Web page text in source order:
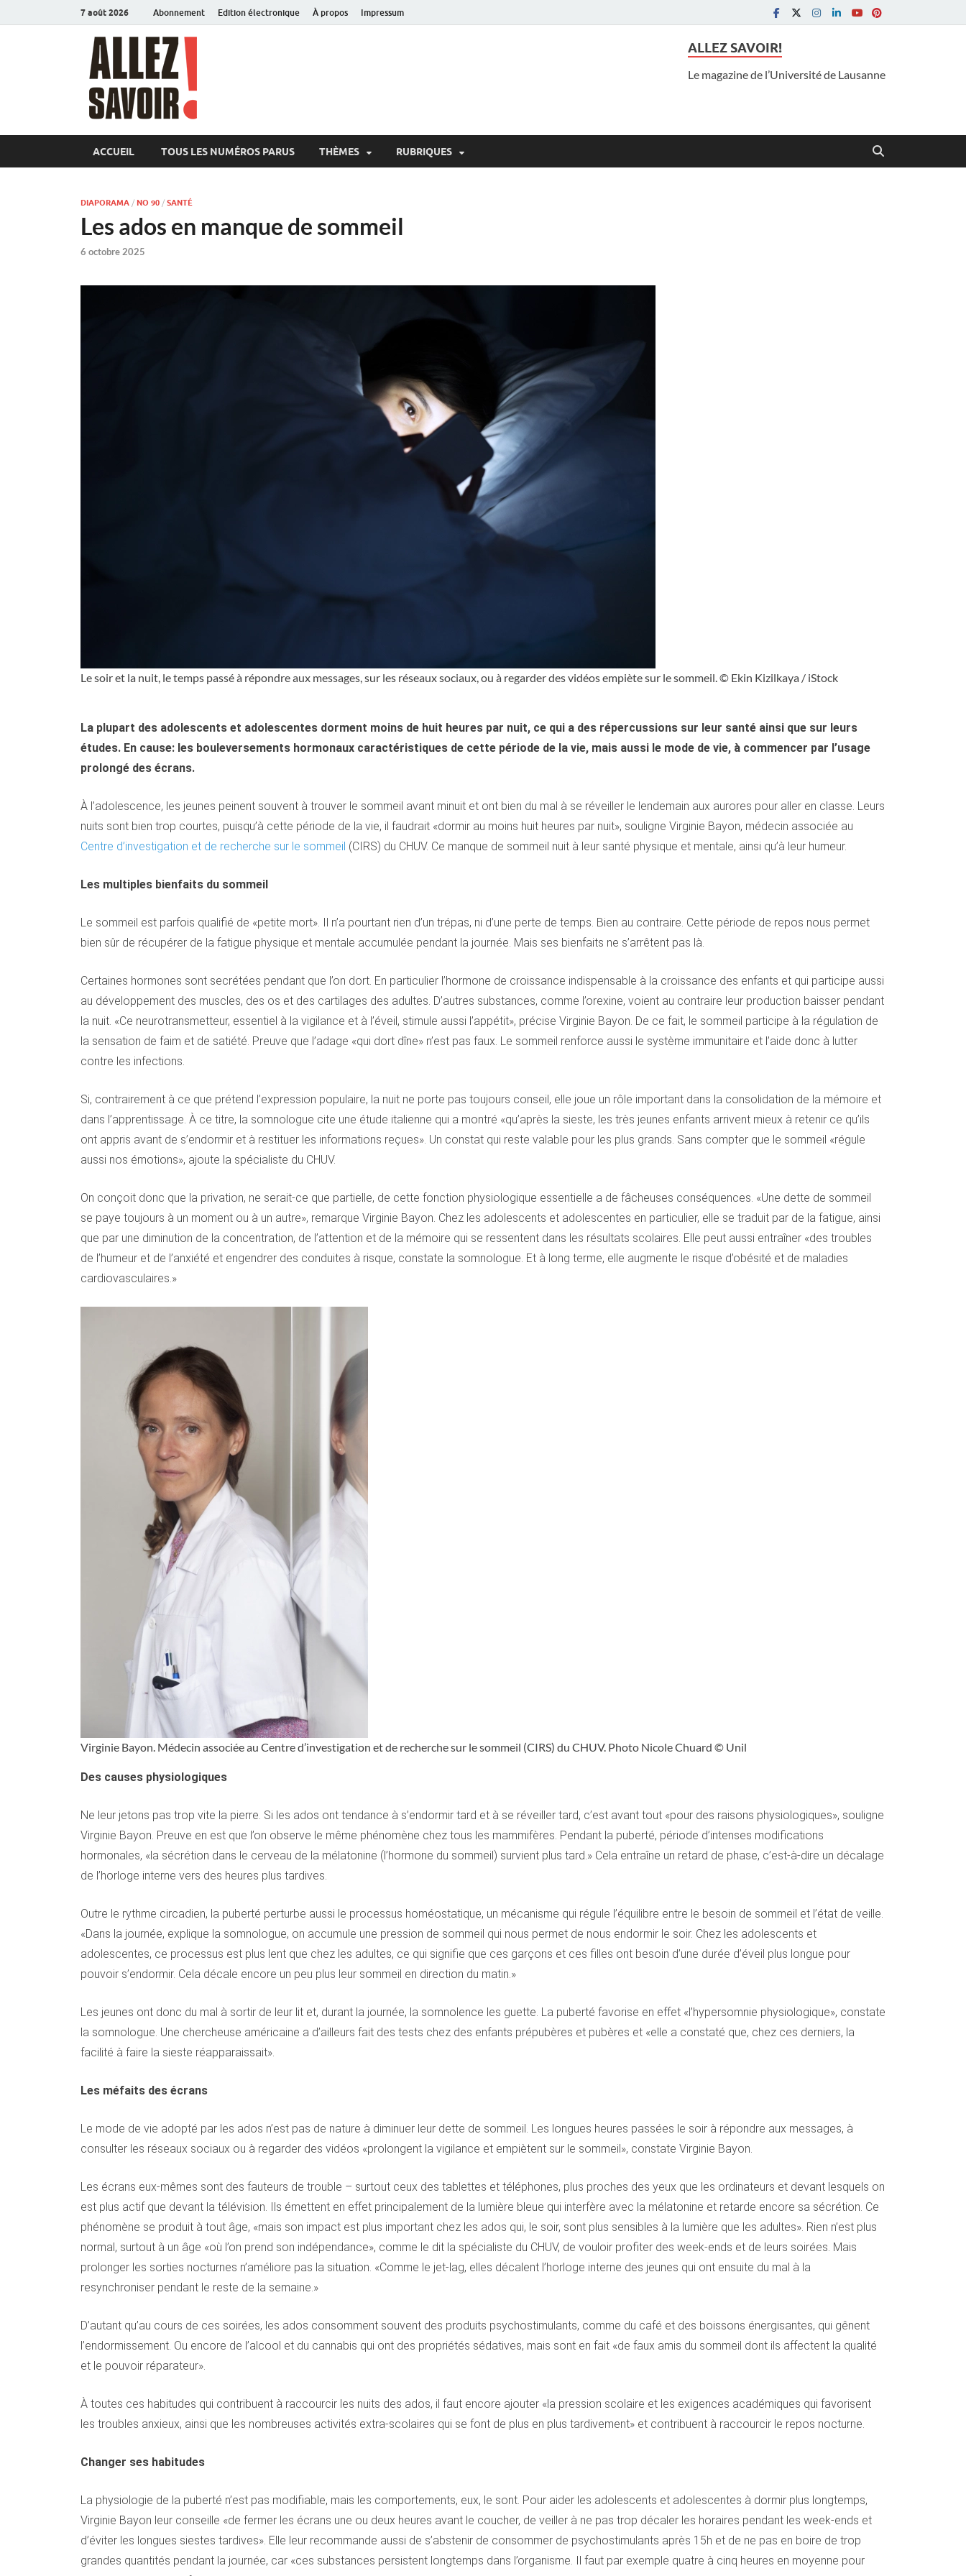
7 août 2026 Abonnement Edition électronique À propos Impressum
ALLEZ SAVOIR!
Le magazine de l’Université de Lausanne
ACCUEIL TOUS LES NUMÉROS PARUS THÈMES RUBRIQUES
DIAPORAMA / NO 90 / SANTÉ
Les ados en manque de sommeil
6 octobre 2025
Le soir et la nuit, le temps passé à répondre aux messages, sur les réseaux sociaux, ou à regarder des vidéos empiète sur le sommeil. © Ekin Kizilkaya / iStock
La plupart des adolescents et adolescentes dorment moins de huit heures par nuit, ce qui a des répercussions sur leur santé ainsi que sur leurs
études. En cause: les bouleversements hormonaux caractéristiques de cette période de la vie, mais aussi le mode de vie, à commencer par l’usage
prolongé des écrans.
À l’adolescence, les jeunes peinent souvent à trouver le sommeil avant minuit et ont bien du mal à se réveiller le lendemain aux aurores pour aller en classe. Leurs
nuits sont bien trop courtes, puisqu’à cette période de la vie, il faudrait «dormir au moins huit heures par nuit», souligne Virginie Bayon, médecin associée au
Centre d’investigation et de recherche sur le sommeil (CIRS) du CHUV. Ce manque de sommeil nuit à leur santé physique et mentale, ainsi qu’à leur humeur.
Les multiples bienfaits du sommeil
Le sommeil est parfois qualifié de «petite mort». Il n’a pourtant rien d’un trépas, ni d’une perte de temps. Bien au contraire. Cette période de repos nous permet
bien sûr de récupérer de la fatigue physique et mentale accumulée pendant la journée. Mais ses bienfaits ne s’arrêtent pas là.
Certaines hormones sont secrétées pendant que l’on dort. En particulier l’hormone de croissance indispensable à la croissance des enfants et qui participe aussi
au développement des muscles, des os et des cartilages des adultes. D’autres substances, comme l’orexine, voient au contraire leur production baisser pendant
la nuit. «Ce neurotransmetteur, essentiel à la vigilance et à l’éveil, stimule aussi l’appétit», précise Virginie Bayon. De ce fait, le sommeil participe à la régulation de
la sensation de faim et de satiété. Preuve que l’adage «qui dort dîne» n’est pas faux. Le sommeil renforce aussi le système immunitaire et l’aide donc à lutter
contre les infections.
Si, contrairement à ce que prétend l’expression populaire, la nuit ne porte pas toujours conseil, elle joue un rôle important dans la consolidation de la mémoire et
dans l’apprentissage. À ce titre, la somnologue cite une étude italienne qui a montré «qu’après la sieste, les très jeunes enfants arrivent mieux à retenir ce qu’ils
ont appris avant de s’endormir et à restituer les informations reçues». Un constat qui reste valable pour les plus grands. Sans compter que le sommeil «régule
aussi nos émotions», ajoute la spécialiste du CHUV.
On conçoit donc que la privation, ne serait-ce que partielle, de cette fonction physiologique essentielle a de fâcheuses conséquences. «Une dette de sommeil
se paye toujours à un moment ou à un autre», remarque Virginie Bayon. Chez les adolescents et adolescentes en particulier, elle se traduit par de la fatigue, ainsi
que par une diminution de la concentration, de l’attention et de la mémoire qui se ressentent dans les résultats scolaires. Elle peut aussi entraîner «des troubles
de l’humeur et de l’anxiété et engendrer des conduites à risque, constate la somnologue. Et à long terme, elle augmente le risque d’obésité et de maladies
cardiovasculaires.»
Virginie Bayon. Médecin associée au Centre d’investigation et de recherche sur le sommeil (CIRS) du CHUV. Photo Nicole Chuard © Unil
Des causes physiologiques
Ne leur jetons pas trop vite la pierre. Si les ados ont tendance à s’endormir tard et à se réveiller tard, c’est avant tout «pour des raisons physiologiques», souligne
Virginie Bayon. Preuve en est que l’on observe le même phénomène chez tous les mammifères. Pendant la puberté, période d’intenses modifications
hormonales, «la sécrétion dans le cerveau de la mélatonine (l’hormone du sommeil) survient plus tard.» Cela entraîne un retard de phase, c’est-à-dire un décalage
de l’horloge interne vers des heures plus tardives.
Outre le rythme circadien, la puberté perturbe aussi le processus homéostatique, un mécanisme qui régule l’équilibre entre le besoin de sommeil et l’état de veille.
«Dans la journée, explique la somnologue, on accumule une pression de sommeil qui nous permet de nous endormir le soir. Chez les adolescents et
adolescentes, ce processus est plus lent que chez les adultes, ce qui signifie que ces garçons et ces filles ont besoin d’une durée d’éveil plus longue pour
pouvoir s’endormir. Cela décale encore un peu plus leur sommeil en direction du matin.»
Les jeunes ont donc du mal à sortir de leur lit et, durant la journée, la somnolence les guette. La puberté favorise en effet «l’hypersomnie physiologique», constate
la somnologue. Une chercheuse américaine a d’ailleurs fait des tests chez des enfants prépubères et pubères et «elle a constaté que, chez ces derniers, la
facilité à faire la sieste réapparaissait».
Les méfaits des écrans
Le mode de vie adopté par les ados n’est pas de nature à diminuer leur dette de sommeil. Les longues heures passées le soir à répondre aux messages, à
consulter les réseaux sociaux ou à regarder des vidéos «prolongent la vigilance et empiètent sur le sommeil», constate Virginie Bayon.
Les écrans eux-mêmes sont des fauteurs de trouble – surtout ceux des tablettes et téléphones, plus proches des yeux que les ordinateurs et devant lesquels on
est plus actif que devant la télévision. Ils émettent en effet principalement de la lumière bleue qui interfère avec la mélatonine et retarde encore sa sécrétion. Ce
phénomène se produit à tout âge, «mais son impact est plus important chez les ados qui, le soir, sont plus sensibles à la lumière que les adultes». Rien n’est plus
normal, surtout à un âge «où l’on prend son indépendance», comme le dit la spécialiste du CHUV, de vouloir profiter des week-ends et de leurs soirées. Mais
prolonger les sorties nocturnes n’améliore pas la situation. «Comme le jet-lag, elles décalent l’horloge interne des jeunes qui ont ensuite du mal à la
resynchroniser pendant le reste de la semaine.»
D’autant qu’au cours de ces soirées, les ados consomment souvent des produits psychostimulants, comme du café et des boissons énergisantes, qui gênent
l’endormissement. Ou encore de l’alcool et du cannabis qui ont des propriétés sédatives, mais sont en fait «de faux amis du sommeil dont ils affectent la qualité
et le pouvoir réparateur».
À toutes ces habitudes qui contribuent à raccourcir les nuits des ados, il faut encore ajouter «la pression scolaire et les exigences académiques qui favorisent
les troubles anxieux, ainsi que les nombreuses activités extra-scolaires qui se font de plus en plus tardivement» et contribuent à raccourcir le repos nocturne.
Changer ses habitudes
La physiologie de la puberté n’est pas modifiable, mais les comportements, eux, le sont. Pour aider les adolescents et adolescentes à dormir plus longtemps,
Virginie Bayon leur conseille «de fermer les écrans une ou deux heures avant le coucher, de veiller à ne pas trop décaler les horaires pendant les week-ends et
d’éviter les longues siestes tardives». Elle leur recommande aussi de s’abstenir de consommer de psychostimulants après 15h et de ne pas en boire de trop
grandes quantités pendant la journée, car «ces substances persistent longtemps dans l’organisme. Il faut par exemple quatre à cinq heures en moyenne pour